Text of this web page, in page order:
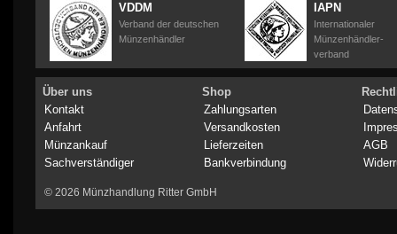
VDDM
Verband der deutschen
Münzenhändler
IAPN
Internationaler
Münzenhändler-
verband
Über uns
Kontakt
Anfahrt
Münzankauf
Sachverständiger
Shop
Zahlungsarten
Versandkosten
Lieferzeiten
Bankverbindung
AGB
© 2026 Münzhandlung Ritter GmbH